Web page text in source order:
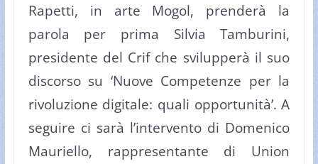
Rapetti, in arte Mogol, prenderà la
parola per prima Silvia Tamburini,
presidente del Crif che svilupperà il suo
discorso su ‘Nuove Competenze per la
rivoluzione digitale: quali opportunità’. A
seguire ci sarà l’intervento di Domenico
Mauriello, rappresentante di Union